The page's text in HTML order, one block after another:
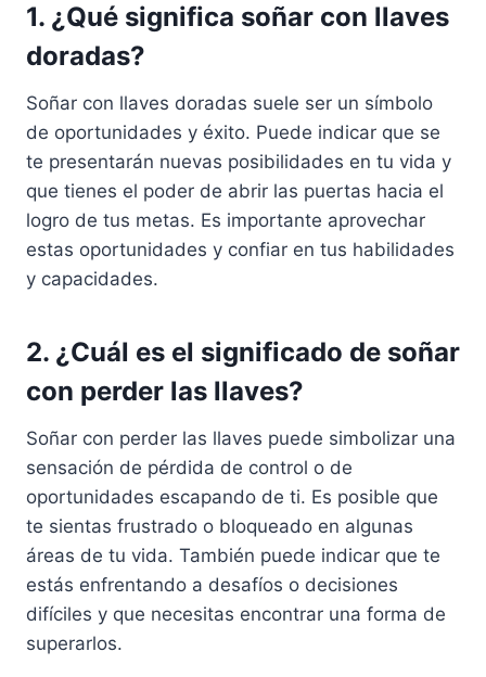
1. ¿Qué significa soñar con llaves
doradas?
Soñar con llaves doradas suele ser un símbolo
de oportunidades y éxito. Puede indicar que se
te presentarán nuevas posibilidades en tu vida y
que tienes el poder de abrir las puertas hacia el
logro de tus metas. Es importante aprovechar
estas oportunidades y confiar en tus habilidades
y capacidades.
2. ¿Cuál es el significado de soñar
con perder las llaves?
Soñar con perder las llaves puede simbolizar una
sensación de pérdida de control o de
oportunidades escapando de ti. Es posible que
te sientas frustrado o bloqueado en algunas
áreas de tu vida. También puede indicar que te
estás enfrentando a desafíos o decisiones
difíciles y que necesitas encontrar una forma de
superarlos.